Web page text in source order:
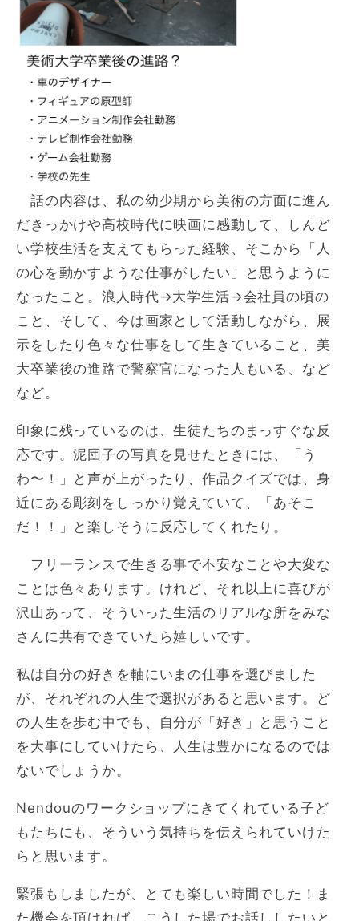
話の内容は、私の幼少期から美術の方面に進ん
だきっかけや高校時代に映画に感動して、しんど
い学校生活を支えてもらった経験、そこから「人
の心を動かすような仕事がしたい」と思うように
なったこと。浪人時代→大学生活→会社員の頃の
こと、そして、今は画家として活動しながら、展
示をしたり色々な仕事をして生きていること、美
大卒業後の進路で警察官になった人もいる、など
など。
印象に残っているのは、生徒たちのまっすぐな反
応です。泥団子の写真を見せたときには、「う
わ〜！」と声が上がったり、作品クイズでは、身
近にある彫刻をしっかり覚えていて、「あそこ
だ！！」と楽しそうに反応してくれたり。
フリーランスで生きる事で不安なことや大変な
ことは色々あります。けれど、それ以上に喜びが
沢山あって、そういった生活のリアルな所をみな
さんに共有できていたら嬉しいです。
私は自分の好きを軸にいまの仕事を選びました
が、それぞれの人生で選択があると思います。ど
の人生を歩む中でも、自分が「好き」と思うこと
を大事にしていけたら、人生は豊かになるのでは
ないでしょうか。
Nendouのワークショップにきてくれている子ど
もたちにも、そういう気持ちを伝えられていけた
らと思います。
緊張もしましたが、とても楽しい時間でした！ま